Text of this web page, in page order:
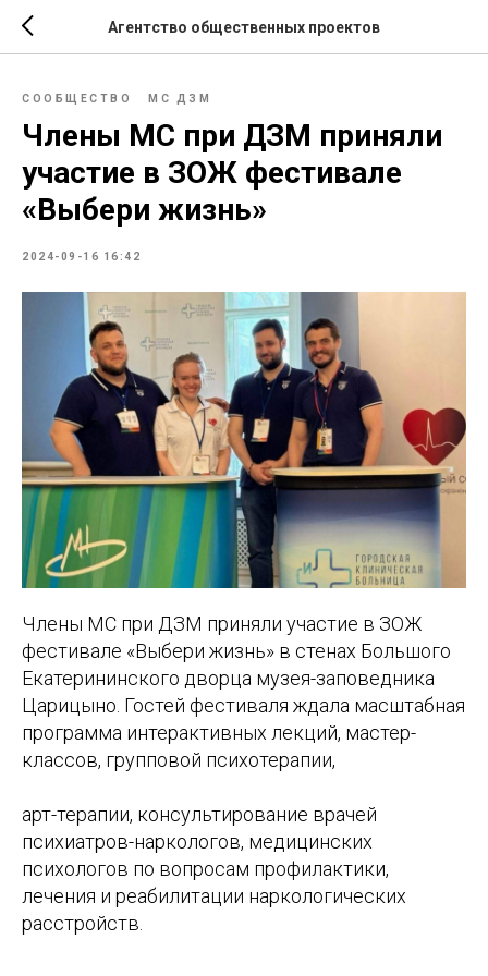
Агентство общественных проектов
СООБЩЕСТВО МС ДЗМ
Члены МС при ДЗМ приняли
участие в ЗОЖ фестивале
«Выбери жизнь»
2024-09-16 16:42
Члены МС при ДЗМ приняли участие в ЗОЖ
фестивале «Выбери жизнь» в стенах Большого
Екатерининского дворца музея-заповедника
Царицыно. Гостей фестиваля ждала масштабная
программа интерактивных лекций, мастер-
классов, групповой психотерапии,
арт-терапии, консультирование врачей
психиатров-наркологов, медицинских
психологов по вопросам профилактики,
лечения и реабилитации наркологических
расстройств.